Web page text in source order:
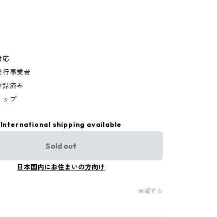
応
事業者
済み
ップ
International shipping available
Sold out
日本国内にお住まいの方向け
通報する